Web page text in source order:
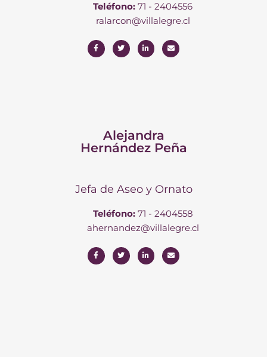
Teléfono: 71 - 2404556
ralarcon@villalegre.cl
Alejandra
Hernández Peña
Jefa de Aseo y Ornato
Teléfono:71 - 2404558
ahernandez@villalegre.cl